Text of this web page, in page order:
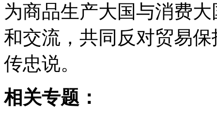
为商品生产大国与消费
和交流，共同反对贸易
传忠说。
相关专题：